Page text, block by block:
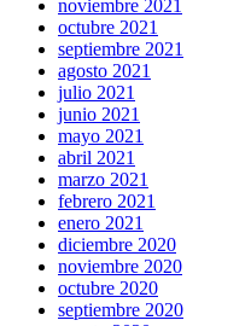
noviembre 2021
octubre 2021
septiembre 2021
agosto 2021
julio 2021
junio 2021
mayo 2021
abril 2021
marzo 2021
febrero 2021
enero 2021
diciembre 2020
noviembre 2020
octubre 2020
septiembre 2020